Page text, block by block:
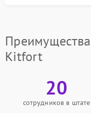
Kitfort
20
сотрудников в штате